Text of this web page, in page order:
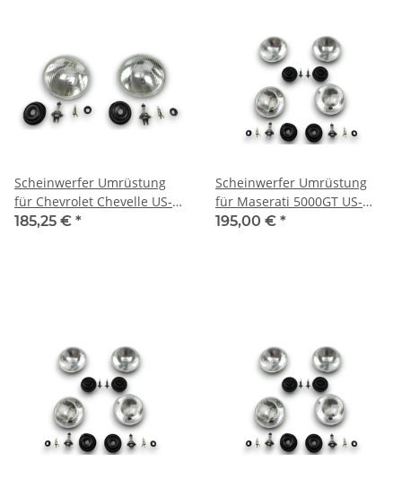
Scheinwerfer Umrüstung
für Chevrolet Chevelle US-
Modelle auf EU-Norm für
185,25 € *
Scheinwerfer Umrüstung
für Maserati 5000GT US-
Modelle auf EU-Norm für
195,00 € *